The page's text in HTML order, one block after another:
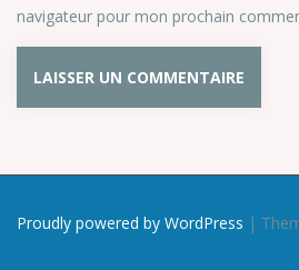
navigateur pour mon prochain
Proudly powered by WordPress |